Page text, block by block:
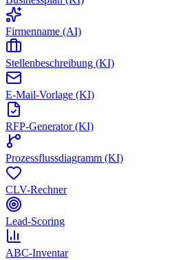
Firmenname (AI)
Stellenbeschreibung (KI)
E-Mail-Vorlage (KI)
RFP-Generator (KI)
Prozessflussdiagramm (KI)
CLV-Rechner
Lead-Scoring
ABC-Inventar